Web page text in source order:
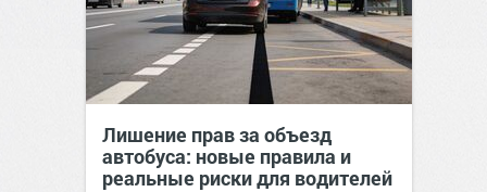
Лишение прав за объезд
автобуса: новые правила и
реальные риски для водителей